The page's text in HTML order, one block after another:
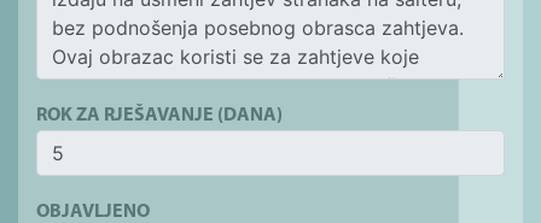
ROK ZA RJEŠAVANJE (DANA)
OBJAVLJENO